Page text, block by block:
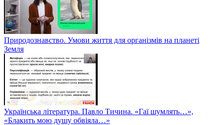
Природознавство. Умови життя для організмів на планеті
Земля
Українська література. Павло Тичина. «Гаї шумлять…»,
«Блакить мою душу обвіяла…»